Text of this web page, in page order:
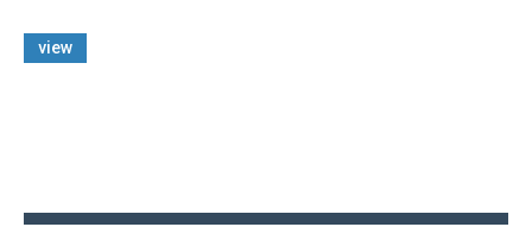
view